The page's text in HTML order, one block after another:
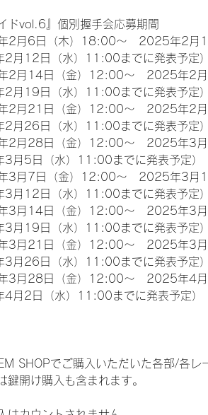
ドvol.6』個別握手会応募期間
2月6日（木）18:00～　2025年2月
2月12日（水）11:00までに発表予定）
2月14日（金）12:00～　2025年2
2月19日（水）11:00までに発表予定）
2月21日（金）12:00～　2025年2
2月26日（水）11:00までに発表予定）
2月28日（金）12:00～　2025年3
3月5日（水）11:00までに発表予定）
3月7日（金）12:00～　2025年3月
3月12日（水）11:00までに発表予定）
3月14日（金）12:00～　2025年3
3月19日（水）11:00までに発表予定）
3月21日（金）12:00～　2025年3
3月26日（水）11:00までに発表予定）
3月28日（金）12:00～　2025年4
4月2日（水）11:00までに発表予定）
SHOPでご購入いただいた各部/各
鍵開け購入も含まれます。